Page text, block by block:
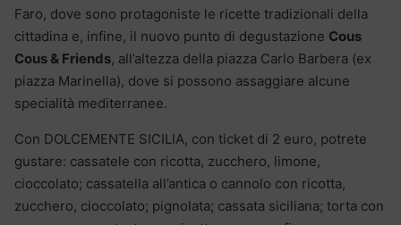
Faro, dove sono protagoniste le ricette tradizionali della
cittadina e, infine, il nuovo punto di degustazione Cous
Cous & Friends, all’altezza della piazza Carlo Barbera (ex
piazza Marinella), dove si possono assaggiare alcune
specialità mediterranee.
Con DOLCEMENTE SICILIA, con ticket di 2 euro, potrete
gustare: cassatele con ricotta, zucchero, limone,
cioccolato; cassatella all’antica o cannolo con ricotta,
zucchero, cioccolato; pignolata; cassata siciliana; torta con